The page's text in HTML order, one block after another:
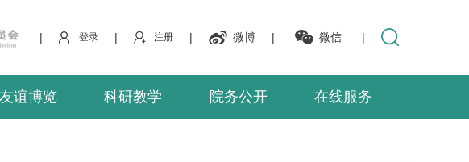
| 登录 | 注册 | 微博 | 微信 |
友谊博览 科研教学 院务公开 在线服务